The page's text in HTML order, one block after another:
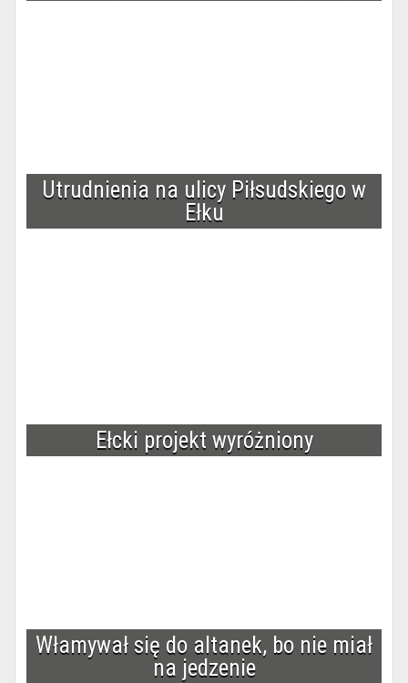
Utrudnienia na ulicy Piłsudskiego w
Ełku
Ełcki projekt wyróżniony
Włamywał się do altanek, bo nie miał
na jedzenie